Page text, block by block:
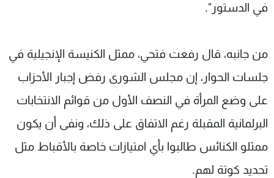
في الدستور".
من جانبه، قال رفعت فتحي، ممثل الكنيسة الإنجيلية في
جلسات الحوار، إن مجلس الشورى رفض إجبار الأحزاب
على وضع المرأة في النصف الأول من قوائم الانتخابات
البرلمانية المقبلة رغم الاتفاق على ذلك، ونفى أن يكون
ممثلو الكنائس طالبوا بأي امتيازات خاصة بالأقباط مثل
تحديد كوتة لهم.